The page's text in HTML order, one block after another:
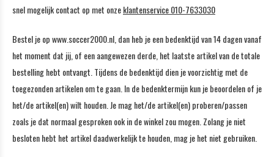
snel mogelijk contact op met onzeklantenservice 010-7633030
Bestel je op www.soccer2000.nl, dan heb je een bedenktijd van 14 dagen vanaf
het moment dat jij, of een aangewezen derde, het laatste artikel van de totale
bestelling hebt ontvangt. Tijdens de bedenktijd dien je voorzichtig met de
toegezonden artikelen om te gaan. In de bedenktermijn kun je beoordelen of je
het/de artikel(en) wilt houden. Je mag het/de artikel(en) proberen/passen
zoals je dat normaal gesproken ook in de winkel zou mogen. Zolang je niet
besloten hebt het artikel daadwerkelijk te houden, mag je het niet gebruiken.